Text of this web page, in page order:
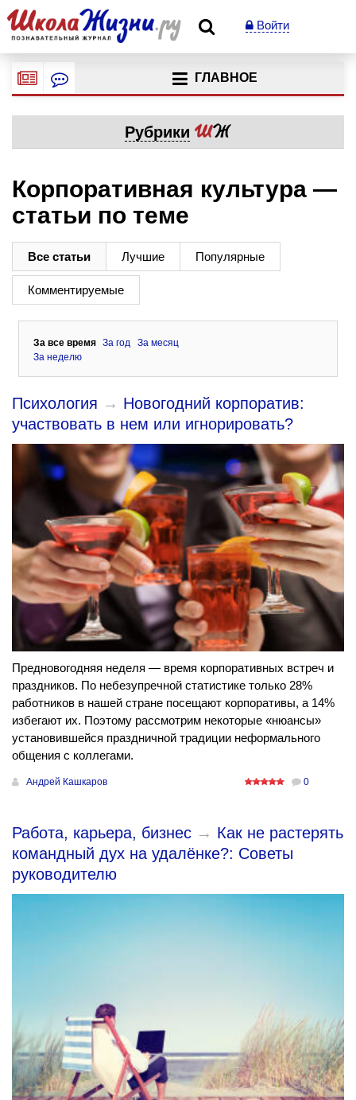
Войти
ГЛАВНОЕ
Рубрики
Корпоративная культура —
статьи по теме
Все статьи Лучшие Популярные
Комментируемые
За все время За год
За месяц
За неделю
Психология → Новогодний корпоратив:
участвовать в нем или игнорировать?
Предновогодняя неделя — время корпоративных встреч и
праздников. По небезупречной статистике только 28%
работников в нашей стране посещают корпоративы, а 14%
избегают их. Поэтому рассмотрим некоторые «нюансы»
установившейся праздничной традиции неформального
общения с коллегами.
Андрей Кашкаров 0
Работа, карьера, бизнес → Как не растерять
командный дух на удалёнке?: Советы
руководителю